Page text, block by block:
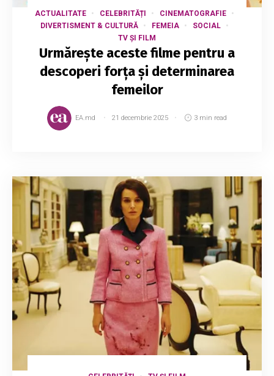
ACTUALITATE CELEBRITĂȚI
CINEMATOGRAFIE
DIVERTISMENT & CULTURĂ
FEMEIA
SOCIAL
TV ȘI FILM
Urmărește aceste filme pentru a
descoperi forța și determinarea
femeilor
EA.md 21 decembrie 2025 3 min read